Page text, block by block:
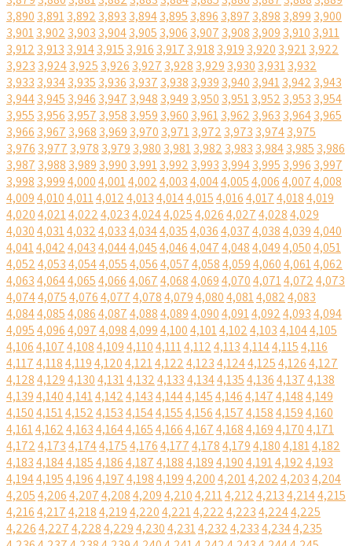
3,890 3,8913,892 3,893 3,8943,895 3,896 3,897 3,898 3,899 3,900
3,9013,902 3,903 3,9043,905 3,906 3,907 3,908 3,909 3,910 3,911
3,912 3,913 3,9143,915 3,916 3,917 3,918 3,919 3,920 3,9213,922
3,923 3,9243,925 3,926 3,927 3,928 3,929 3,930 3,9313,932
3,933 3,9343,935 3,936 3,937 3,938 3,939 3,940 3,9413,942 3,943
3,9443,945 3,946 3,947 3,948 3,949 3,950 3,9513,952 3,953 3,954
3,955 3,956 3,957 3,958 3,959 3,960 3,9613,962 3,963 3,9643,965
3,966 3,967 3,968 3,969 3,970 3,9713,972 3,973 3,9743,975
3,976 3,977 3,978 3,979 3,980 3,9813,982 3,983 3,9843,985 3,986
3,987 3,988 3,989 3,990 3,9913,992 3,993 3,9943,995 3,996 3,997
3,998 3,9994,0004,0014,0024,0034,0044,0054,0064,0074,008
4,0094,0104,0114,0124,0134,0144,0154,0164,0174,0184,019
4,0204,0214,0224,0234,0244,0254,0264,0274,0284,029
4,0304,0314,0324,0334,0344,0354,0364,0374,0384,0394,040
4,0414,0424,0434,0444,0454,0464,0474,0484,0494,0504,051
4,0524,0534,0544,0554,0564,0574,0584,0594,0604,0614,062
4,0634,0644,0654,0664,0674,0684,0694,0704,0714,0724,073
4,0744,0754,0764,0774,0784,0794,0804,0814,0824,083
4,0844,0854,0864,0874,0884,0894,0904,0914,0924,0934,094
4,0954,0964,0974,0984,0994,1004,1014,1024,1034,1044,105
4,1064,1074,1084,1094,1104,1114,1124,1134,1144,1154,116
4,1174,1184,1194,1204,1214,1224,1234,1244,1254,1264,127
4,1284,1294,1304,1314,1324,1334,1344,1354,1364,1374,138
4,1394,1404,1414,1424,1434,1444,1454,1464,1474,1484,149
4,1504,1514,1524,1534,1544,1554,1564,1574,1584,1594,160
4,1614,1624,1634,1644,1654,1664,1674,1684,1694,1704,171
4,1724,1734,1744,1754,1764,1774,1784,1794,1804,1814,182
4,1834,1844,1854,1864,1874,1884,1894,1904,1914,1924,193
4,1944,1954,1964,1974,1984,1994,2004,2014,2024,2034,204
4,2054,2064,2074,2084,2094,2104,2114,2124,2134,2144,215
4,2164,2174,2184,2194,2204,2214,2224,2234,2244,225
4,2264,2274,2284,2294,2304,2314,2324,2334,2344,235